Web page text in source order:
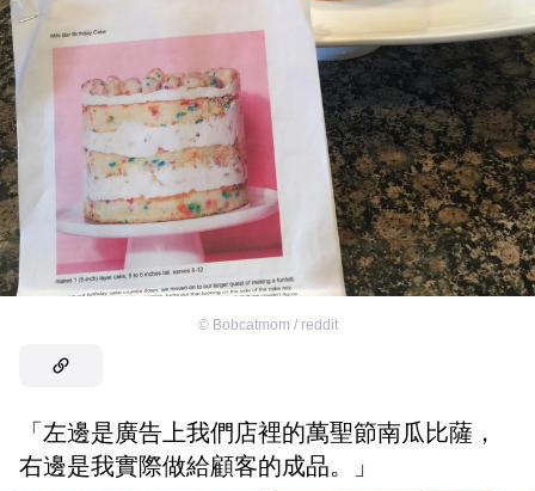
© Bobcatmom / reddit
「左邊是廣告上我們店裡的萬聖節南瓜比薩，
右邊是我實際做給顧客的成品。」